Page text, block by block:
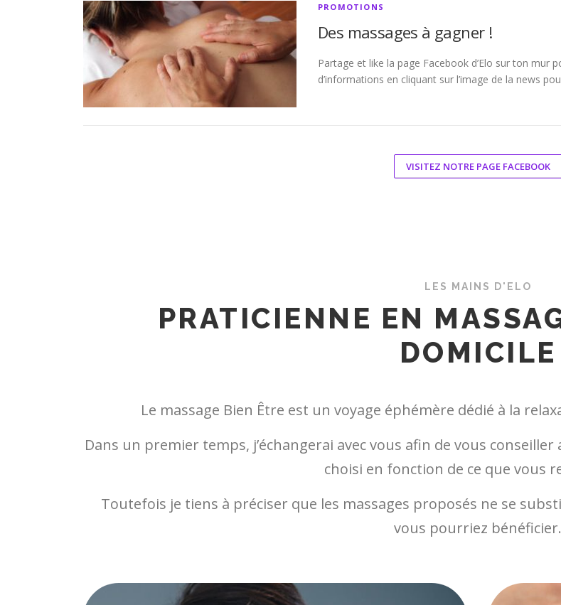
PROMOTIONS
Des massages à gagner !
Partage et like la page Facebook d’Elo sur ton mur
d’informations en cliquant sur l’image de la news
VISITEZ NOTRE PAGE FACEBOOK
LES MAINS D'ELO
PRATICIENNE EN
DOMICILE
Le massage Bien Être est un voyage éphémère dédié à la
Dans un premier temps, j’échangerai avec vous afin de vous
choisi en fonction de ce que vous
Toutefois je tiens à préciser que les massages proposés ne se
vous pourriez bénéficier.